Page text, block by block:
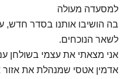
למסעדה מעולה
בה הושיבו אותנו בסדר חדש,
לשאר הנוכחים.
אני מצאתי את עצמי בשולחן עם
אדמין אטסי שמנהלת את אזור